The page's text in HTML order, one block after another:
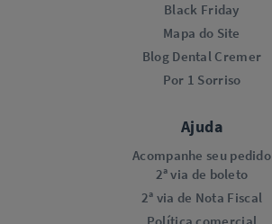
Black Friday
Mapa do Site
Blog Dental Cremer
Por 1 Sorriso
Ajuda
Acompanhe seu pedido
2ª via de boleto
2ª via de Nota Fiscal